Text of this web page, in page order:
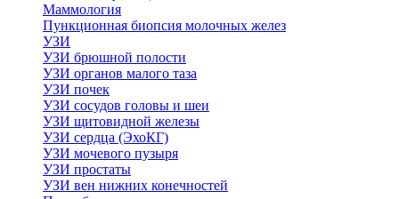
Маммология
Пункционная биопсия молочных желез
УЗИ
УЗИ брюшной полости
УЗИ органов малого таза
УЗИ почек
УЗИ сосудов головы и шеи
УЗИ щитовидной железы
УЗИ сердца (ЭхоКГ)
УЗИ мочевого пузыря
УЗИ простаты
УЗИ вен нижних конечностей